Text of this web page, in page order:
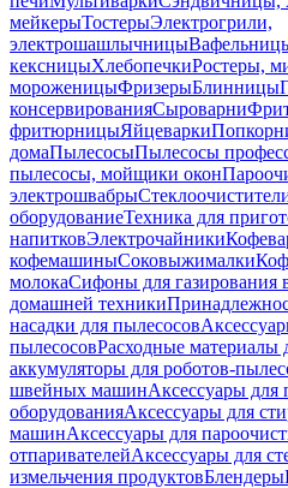
мейкерыТостерыЭлектрогрили,
электрошашлычницы
кексницыХлебопечкиРостеры,
мороженицыФризерыБлинницы
консервированияСыроварни
фритюрницыЯйцеварки
домаПылесосыПылесосы
пылесосы, мойщики окон
электрошвабры
оборудованиеТехника для
напитковЭлектрочайники
кофемашиныСоковыжималки
молокаСифоны для газирования
домашней техники
насадки для пылесосов
пылесосовРасходные материалы
аккумуляторы для роботов-
швейных машинАксессуары
оборудованияАксессуары для
машинАксессуары для
отпаривателейАксессуары для
измельчения продуктовБлендеры